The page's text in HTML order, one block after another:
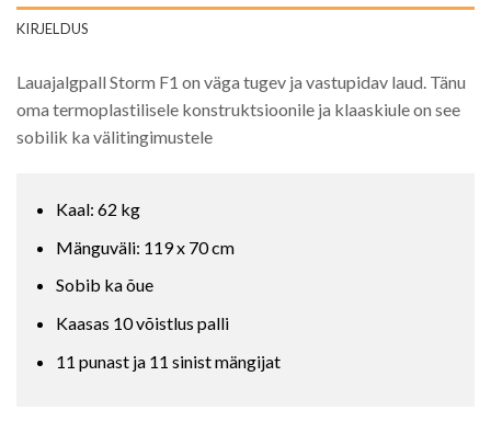
KIRJELDUS
Lauajalgpall Storm F1 on väga tugev ja vastupidav laud. Tänu
oma termoplastilisele konstruktsioonile ja klaaskiule on see
sobilik ka välitingimustele
Kaal: 62 kg
Mänguväli: 119 x 70 cm
Sobib ka õue
Kaasas 10 võistlus palli
11 punast ja 11 sinist mängijat